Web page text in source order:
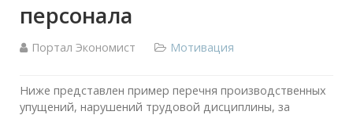
персонала
Портал Экономист Мотивация
Ниже представлен пример перечня производственных
упущений, нарушений трудовой дисциплины, за